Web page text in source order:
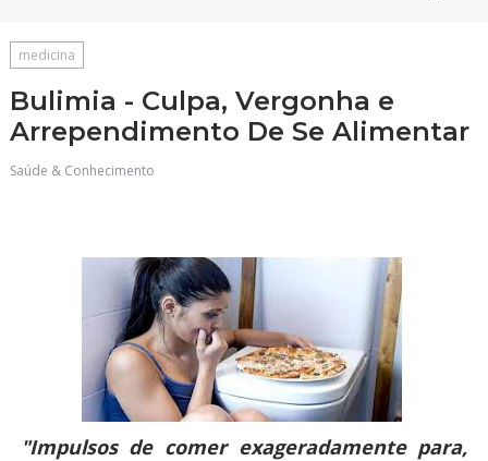
medicina
Bulimia - Culpa, Vergonha e
Arrependimento De Se Alimentar
Saúde & Conhecimento
"Impulsos de comer exageradamente para,